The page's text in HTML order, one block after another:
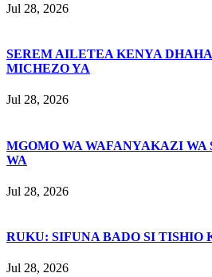
Jul 28, 2026
SEREM AILETEA KENYA
MICHEZO YA
Jul 28, 2026
MGOMO WA WAFANYAKAZI WA
WA
Jul 28, 2026
RUKU: SIFUNA BADO SI TISHIO
Jul 28, 2026